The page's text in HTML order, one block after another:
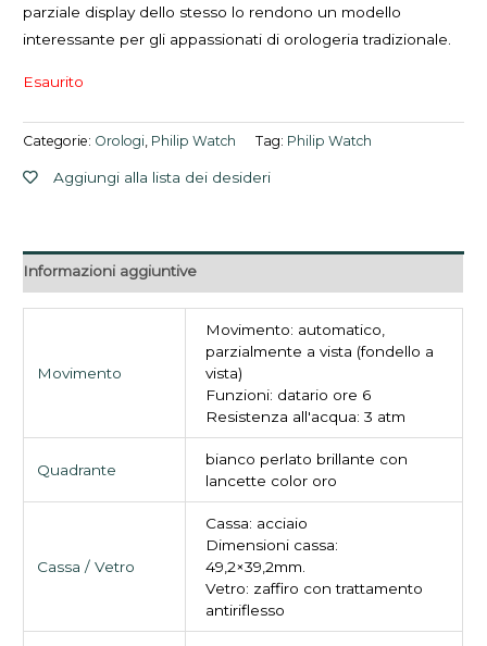
parziale display dello stesso lo rendono un modello
interessante per gli appassionati di orologeria tradizionale.
Esaurito
Categorie: Orologi Philip Watch Tag: Philip Watch
Aggiungi alla lista dei desideri
Informazioni aggiuntive
Movimento
Movimento: automatico,
parzialmente a vista (fondello a
vista)
Funzioni: datario ore 6
Resistenza all'acqua: 3 atm
Quadrante
bianco perlato brillante con
lancette color oro
Cassa / Vetro
Cassa: acciaio
Dimensioni cassa:
49,2×39,2mm.
Vetro: zaffiro con trattamento
antiriflesso